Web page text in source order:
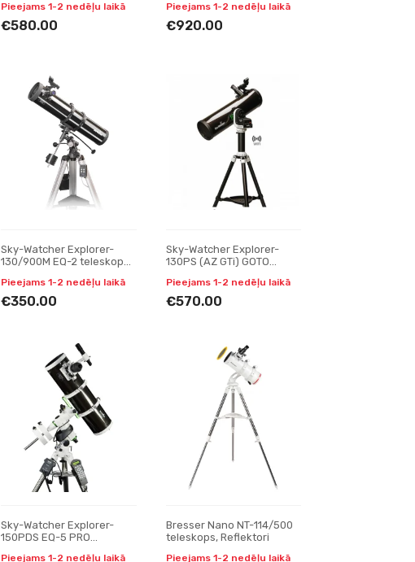
Pieejams 1-2 nedēļu laikā
€580.00
Reflektori
Pieejams 1-2 nedēļu laikā
€920.00
Sky-Watcher Explorer-
130/900M EQ-2 teleskops,
Pieejams 1-2 nedēļu laikā
€350.00
Sky-Watcher Explorer-
130PS (AZ GTi) GOTO
Pieejams 1-2 nedēļu laikā
€570.00
Sky-Watcher Explorer-
150PDS EQ-5 PRO
Pieejams 1-2 nedēļu laikā
Bresser Nano NT-114/500
teleskops, Reflektori
Pieejams 1-2 nedēļu laikā